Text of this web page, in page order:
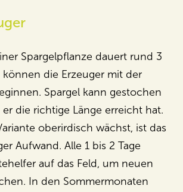
Spargelpflanze dauert rund 3
können die Erzeuger mit der
Spargel kann gestochen
die richtige Länge erreicht hat.
oberirdisch wächst, ist das
Aufwand. Alle 1 bis 2 Tage
auf das Feld, um neuen
In den Sommermonaten